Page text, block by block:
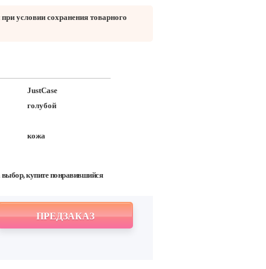
условии сохранения товарного
JustCase
голубой
кожа
выбор, купите понравившийся
ПРЕДЗАКАЗ